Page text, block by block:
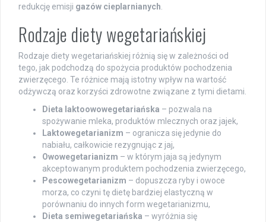
redukcję emisji gazów cieplarnianych
Rodzaje diety wegetariańskiej
Rodzaje diety wegetariańskiej różnią się w zależności od
tego, jak podchodzą do spożycia produktów pochodzenia
zwierzęcego. Te różnice mają istotny wpływ na wartość
odżywczą oraz korzyści zdrowotne związane z tymi dietami.
Dieta laktoowowegetariańska – pozwala na
spożywanie mleka, produktów mlecznych oraz jajek,
Laktowegetarianizm – ogranicza się jedynie do
nabiału, całkowicie rezygnując z jaj,
Owowegetarianizm – w którym jaja są jedynym
akceptowanym produktem pochodzenia zwierzęcego,
Pescowegetarianizm – dopuszcza ryby i owoce
morza, co czyni tę dietę bardziej elastyczną w
porównaniu do innych form wegetarianizmu,
Dieta semiwegetariańska – wyróżnia się